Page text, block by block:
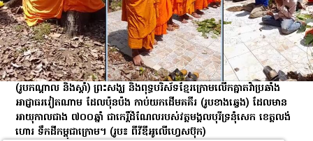
(រូបកណ្ដាល និងស្ដាំ) ព្រះសង្ឃ និង​ពុទ្ធបរិស័ទ​ខ្មែរ​ក្រោម​លើក​គ្នា​តវ៉ា​ប្រឆាំង​
អាជ្ញាធរ​វៀតណាម ដែល​ប៉ុនប៉ង កាប់​យក​ដើម​គគីរ (រូបខាងឆ្វេង) ដែល​មាន​
អាយុ​កាល​ជាង ៧០០ឆ្នាំ ជា​កេរ្តិ៍​ដំណែល​របស់​វត្ត​មង្គល​បុរី​ទ្រនុំ​សេក​ ​ខេត្ត​លង់​
ហោរ ទឹកដីកម្ពុជាក្រោម។ (រូប៖ ពីវីឌីអូលើហ្វេសប៊ុក)